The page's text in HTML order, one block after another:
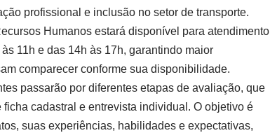
profissional e inclusão no setor de transporte.
Humanos estará disponível para atendimento
11h e das 14h às 17h, garantindo maior
comparecer conforme sua disponibilidade.
passarão por diferentes etapas de avaliação, que
cadastral e entrevista individual. O objetivo é
suas experiências, habilidades e expectativas,